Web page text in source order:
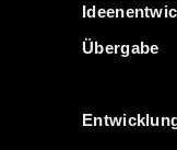
Übergabe